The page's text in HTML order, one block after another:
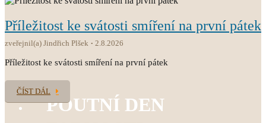
POUTNÍ DEN
Příležitost ke svátosti smíření na první pátek
zveřejnil(a) Jindřich Plšek 2.8.2026
Příležitost ke svátosti smíření na první pátek
ČÍST DÁL